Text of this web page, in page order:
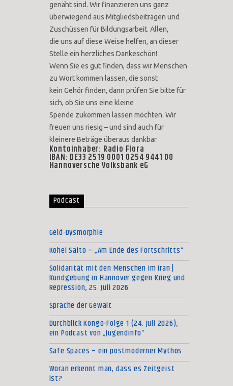
genäht sind. Wir finanzieren uns ganz
überwiegend aus Mitgliedsbeiträgen und
Zuschüssen für Bildungsarbeit. Allen,
die uns auf diese Weise helfen, an dieser
Stelle ein herzliches Dankeschön!
Wenn Sie es gut finden, dass wir Menschen
zu Wort kommen lassen, die sonst
kein Gehör finden, dann prüfen Sie bitte für
sich, ob Sie uns eine kleine
Spende zukommen lassen möchten. Wir
freuen uns riesig – und sind auch für
kleinere Beträge überaus dankbar.
Kontoinhaber: Radio Flora
IBAN: DE33 2519 0001 0254 9441 00
Hannoversche Volksbank eG
Podcast
Geld-Dysmorphie
Kohei Saito – „Am Ende des Fortschritts“
Solidarität mit den Menschen im Iran |
Kundgebung in Hannover gegen Krieg und
Repression, 25. Juli 2026
Sprache der Gewalt
Durchblick Kongo-Folge 1 (24. Juli 2026),
ein Podcast von „Jugendinfo“
Safe Spaces – ein postmoderner Mythos
Woran erkennt man, dass es Zeitgeist
ist?